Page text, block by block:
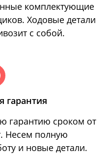
комплектующие
Ходовые детали
с собой.
гарантия
гарантию сроком от
Несем полную
и новые детали.